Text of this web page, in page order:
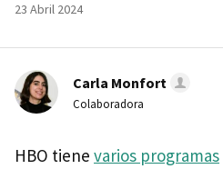
23 Abril 2024
Carla Monfort
Colaboradora
HBO tiene varios programas